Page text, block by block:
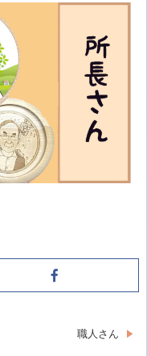
職人さん